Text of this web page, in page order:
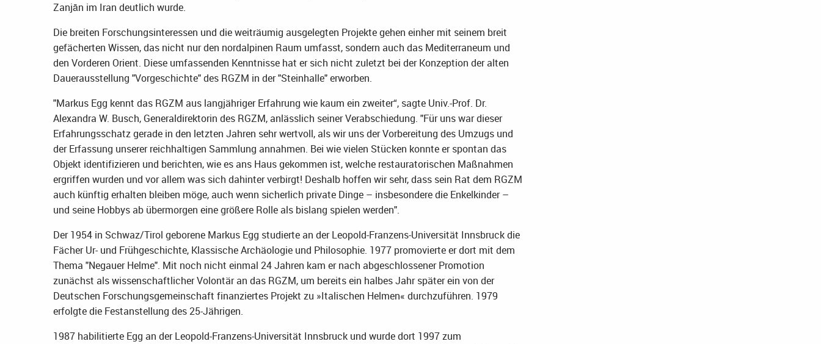
Zanjān im Iran deutlich wurde.
Die breiten Forschungsinteressen und die weiträumig ausgelegten Projekte gehen einher mit seinem breit
gefächerten Wissen, das nicht nur den nordalpinen Raum umfasst, sondern auch das Mediterraneum und
den Vorderen Orient. Diese umfassenden Kenntnisse hat er sich nicht zuletzt bei der Konzeption der alten
Dauerausstellung "Vorgeschichte" des RGZM in der "Steinhalle" erworben.
"Markus Egg kennt das RGZM aus langjähriger Erfahrung wie kaum ein zweiter“, sagte Univ.-Prof. Dr.
Alexandra W. Busch, Generaldirektorin des RGZM, anlässlich seiner Verabschiedung. "Für uns war dieser
Erfahrungsschatz gerade in den letzten Jahren sehr wertvoll, als wir uns der Vorbereitung des Umzugs und
der Erfassung unserer reichhaltigen Sammlung annahmen. Bei wie vielen Stücken konnte er spontan das
Objekt identifizieren und berichten, wie es ans Haus gekommen ist, welche restauratorischen Maßnahmen
ergriffen wurden und vor allem was sich dahinter verbirgt! Deshalb hoffen wir sehr, dass sein Rat dem RGZM
auch künftig erhalten bleiben möge, auch wenn sicherlich private Dinge – insbesondere die Enkelkinder –
und seine Hobbys ab übermorgen eine größere Rolle als bislang spielen werden".
Der 1954 in Schwaz/Tirol geborene Markus Egg studierte an der Leopold-Franzens-Universität Innsbruck die
Fächer Ur- und Frühgeschichte, Klassische Archäologie und Philosophie. 1977 promovierte er dort mit dem
Thema "Negauer Helme". Mit noch nicht einmal 24 Jahren kam er nach abgeschlossener Promotion
zunächst als wissenschaftlicher Volontär an das RGZM, um bereits ein halbes Jahr später ein von der
Deutschen Forschungsgemeinschaft finanziertes Projekt zu »Italischen Helmen« durchzuführen. 1979
erfolgte die Festanstellung des 25-Jährigen.
1987 habilitierte Egg an der Leopold-Franzens-Universität Innsbruck und wurde dort 1997 zum